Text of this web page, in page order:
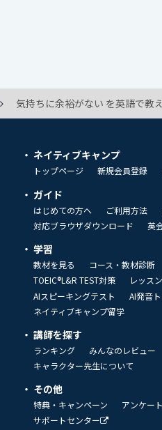
気持ちに余裕がない を英語で教
ネイティブキャンプ
トップページ 新規会員登録
ガイド
はじめての方へ ご利用方法
対応ブラウザダウンロード
英
学習
教材を見る コース・教材診断
TOEIC®L&R TEST対策
レッス
AIスピーキングテスト
AI発音
ネイティブキャンプ留学
講師を探す
ランキング みんなのレビュー
キャラクター先生について
その他
特典・キャンペーン アンケー
サポートセンター